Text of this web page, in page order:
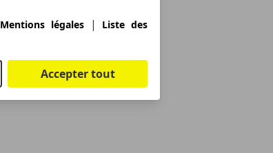
Mentions légales|
Liste des
Accepter tout